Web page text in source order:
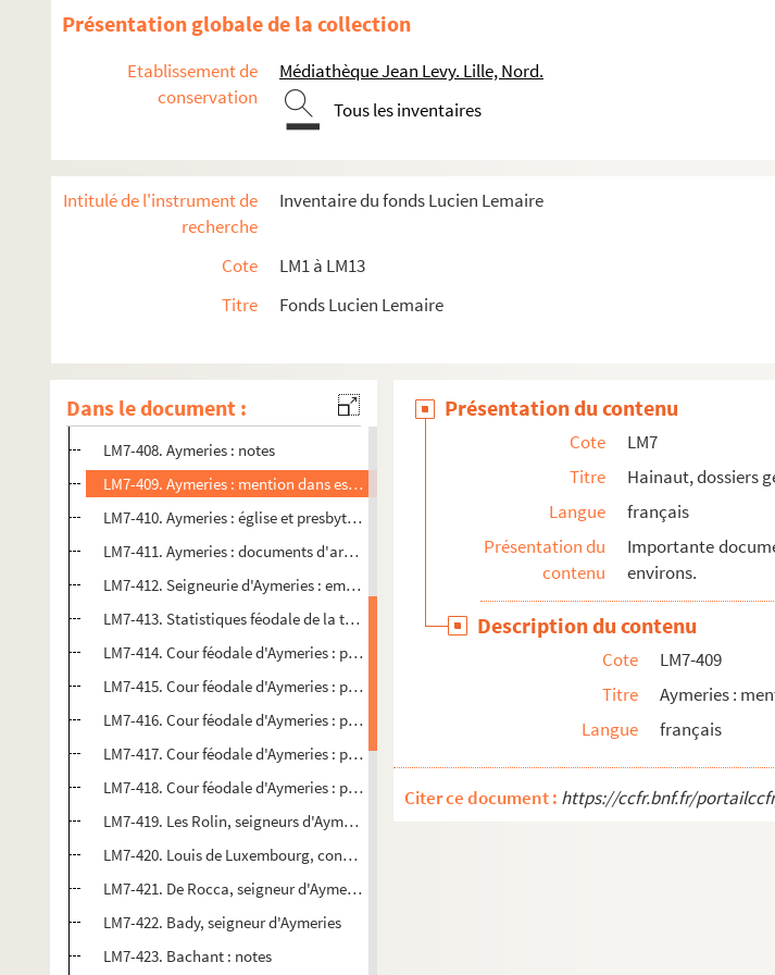
Présentation globale de la collection
Etablissement de
conservation
Médiathèque Jean Levy. Lille, Nord.
Tous les inventaires
Intitulé de l'instrument de
recherche
Inventaire du fonds Lucien Lemaire
Cote
LM1 à LM13
Titre
Fonds Lucien Lemaire
Dans le document :
LM7-395. Hainaut : copies de pièces et articles
LM7-397. La Sambre
LM7-398. Forêt de Mormal : Sambre, notes sur le Hainaut français
LM7-400. Forêt de Mormal : vente détaillée
LM7-401. Pont, Berlaimont, Aymeries, Bachant, Hargnies, Aulnoye
LM7-404. Bailliage d'Avesnes et prévôté de Maubeuge : carte
LM7-406. District d'Avesnes
LM7-407. Arrondissement d'Avesnes
LM7-408. Aymeries : notes
LM7-409. Aymeries : mention dans escalier (abbaye d'Anchin)
LM7-410. Aymeries : église et presbytère
LM7-411. Aymeries : documents d'archives
LM7-412. Seigneurie d'Aymeries : embrefs des reliefs de fiefs (1596-1644)
LM7-413. Statistiques féodale de la terre et seigneurie d'Aymeries, rédigée par E. Lancien, d'après le
LM7-414. Cour féodale d'Aymeries : procurations pour reliefs de fiefs
LM7-415. Cour féodale d'Aymeries : procès Quintin Renaut
LM7-416. Cour féodale d'Aymeries : procès, constitution d'hypothèques, etc.
LM7-417. Cour féodale d'Aymeries : procès Prévot C/Chartier
LM7-418. Cour féodale d'Aymeries : procès entre le baron d'Audignies et Claude Lignol
LM7-419. Les Rolin, seigneurs d'Aymeries (très important dossier)
LM7-420. Louis de Luxembourg, connétable de Saint-Pol (à propos de Rolin)
LM7-421. De Rocca, seigneur d'Aymeries
LM7-422. Bady, seigneur d'Aymeries
LM7-423. Bachant : notes
Présentation du contenu
Cote
LM7
Titre
Hainaut, dossiers
Langue
français
Présentation du
contenu
Importante
environs.
Description du contenu
Cote
LM7-409
Titre
Aymeries :
Langue
français
Citer ce document : https://ccfr.bnf.fr/